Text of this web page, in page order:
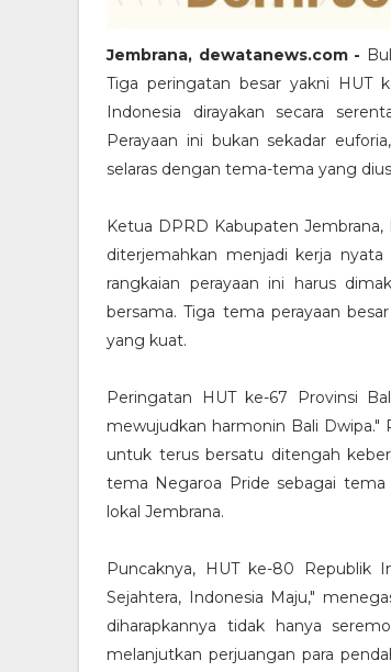
Jembrana, dewatanews.com -
Tiga peringatan besar yakni HUT
Indonesia dirayakan secara
Perayaan ini bukan sekadar
selaras dengan tema-tema yang
Ketua DPRD Kabupaten
diterjemahkan menjadi kerja
rangkaian perayaan ini harus
bersama. Tiga tema perayaan
yang kuat.
Peringatan HUT ke-67 Provinsi
mewujudkan harmonin Bali Dwipa."
untuk terus bersatu ditengah
tema Negaroa Pride sebagai tema
lokal Jembrana.
Puncaknya, HUT ke-80 Republik
Sejahtera, Indonesia Maju,"
diharapkannya tidak hanya
melanjutkan perjuangan para